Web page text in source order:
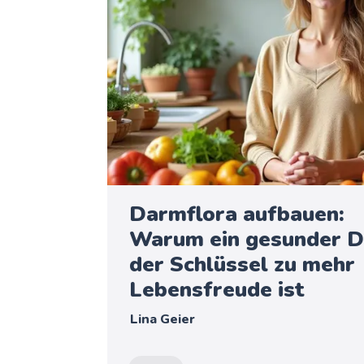
Darmflora aufbauen:
Warum ein gesunder
der Schlüssel zu mehr
Lebensfreude ist
Lina Geier